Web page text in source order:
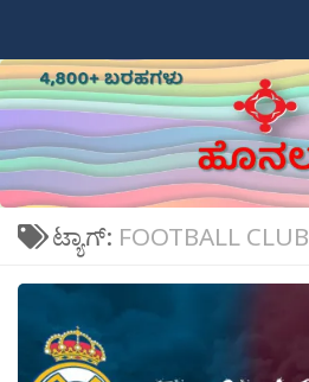
ಟ್ಯಾಗ್: FOOTBALL CLUB